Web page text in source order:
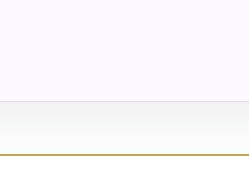
千代が丘団地（ＵＲ賃貸）